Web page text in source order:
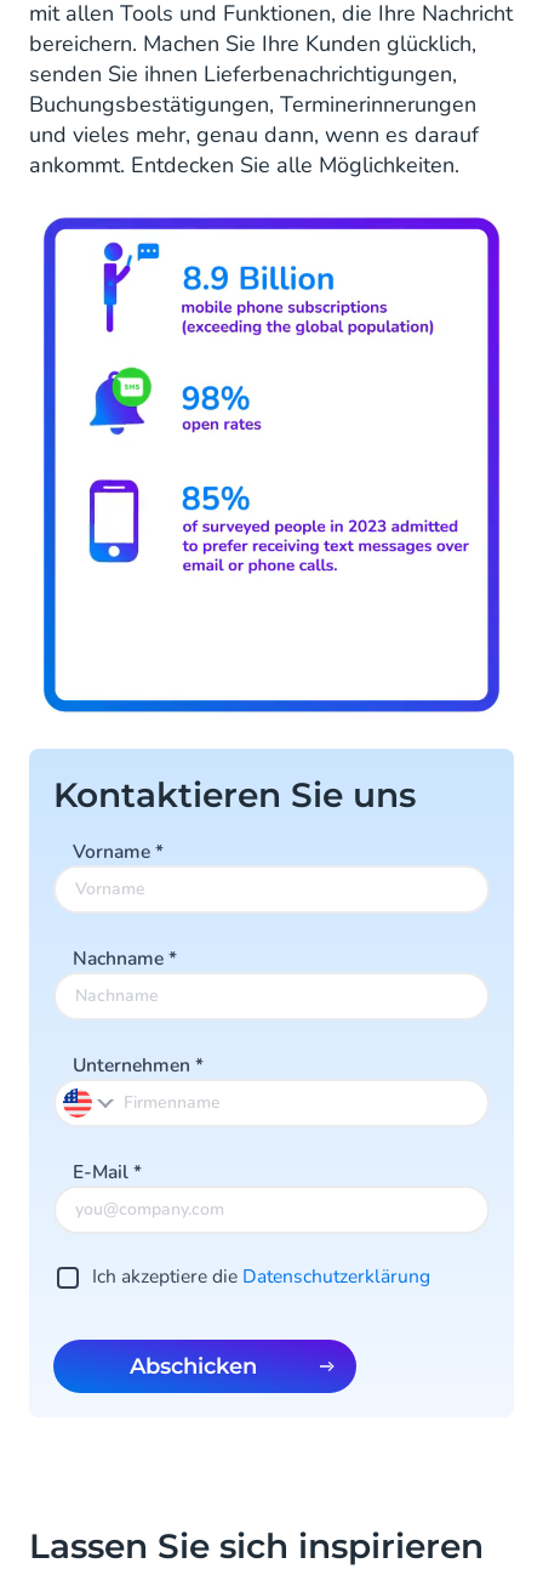
mit allen Tools und Funktionen, die Ihre Nachricht
bereichern. Machen Sie Ihre Kunden glücklich,
senden Sie ihnen Lieferbenachrichtigungen,
Buchungsbestätigungen, Terminerinnerungen
und vieles mehr, genau dann, wenn es darauf
ankommt. Entdecken Sie alle Möglichkeiten.
Kontaktieren Sie uns
Vorname*
Nachname*
Unternehmen *
E-Mail*
Ich akzeptiere die Datenschutzerklärung
Abschicken
Lassen Sie sich inspirieren